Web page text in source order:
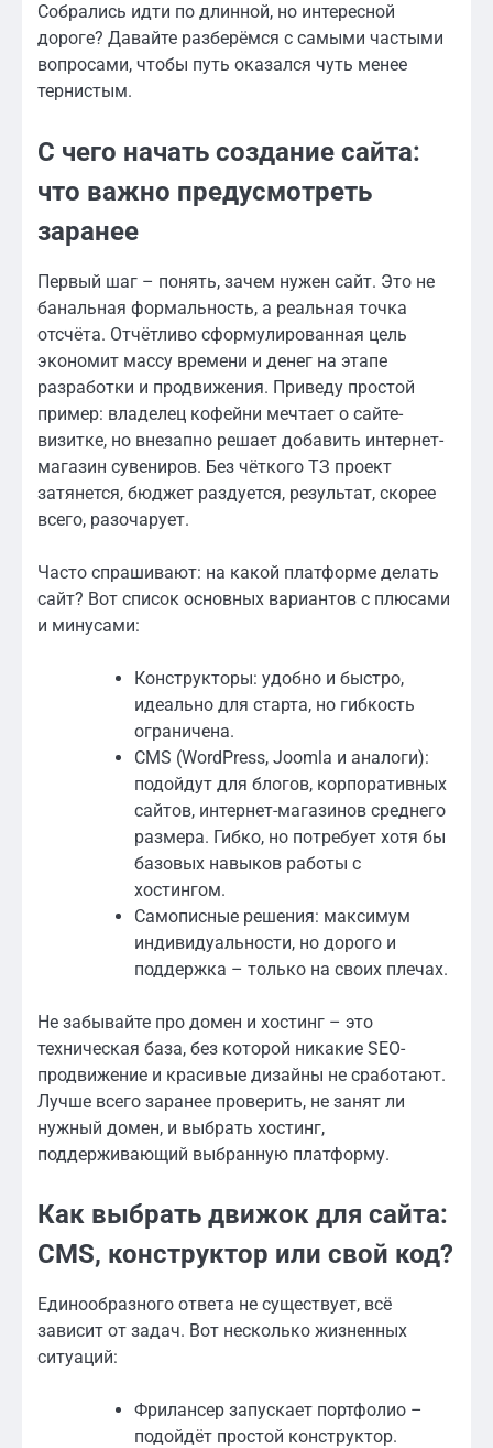
Собрались идти по длинной, но интересной
дороге? Давайте разберёмся с самыми частыми
вопросами, чтобы путь оказался чуть менее
тернистым.
С чего начать создание сайта:
что важно предусмотреть
заранее
Первый шаг – понять, зачем нужен сайт. Это не
банальная формальность, а реальная точка
отсчёта. Отчётливо сформулированная цель
экономит массу времени и денег на этапе
разработки и продвижения. Приведу простой
пример: владелец кофейни мечтает о сайте-
визитке, но внезапно решает добавить интернет-
магазин сувениров. Без чёткого ТЗ проект
затянется, бюджет раздуется, результат, скорее
всего, разочарует.
Часто спрашивают: на какой платформе делать
сайт? Вот список основных вариантов с плюсами
и минусами:
Конструкторы: удобно и быстро,
идеально для старта, но гибкость
ограничена.
CMS (WordPress, Joomla и аналоги):
подойдут для блогов, корпоративных
сайтов, интернет-магазинов среднего
размера. Гибко, но потребует хотя бы
базовых навыков работы с
хостингом.
Самописные решения: максимум
индивидуальности, но дорого и
поддержка – только на своих плечах.
Не забывайте про домен и хостинг – это
техническая база, без которой никакие SEO-
продвижение и красивые дизайны не сработают.
Лучше всего заранее проверить, не занят ли
нужный домен, и выбрать хостинг,
поддерживающий выбранную платформу.
Как выбрать движок для сайта:
CMS, конструктор или свой код?
Единообразного ответа не существует, всё
зависит от задач. Вот несколько жизненных
ситуаций:
Фрилансер запускает портфолио –
подойдёт простой конструктор.